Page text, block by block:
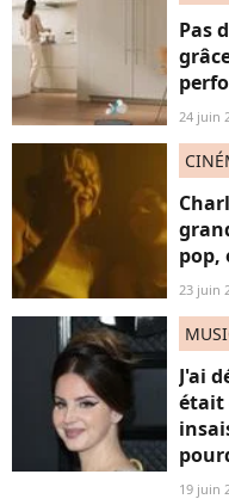
Pas
24 juin
pop,
23 juin
J'ai
était
19 juin